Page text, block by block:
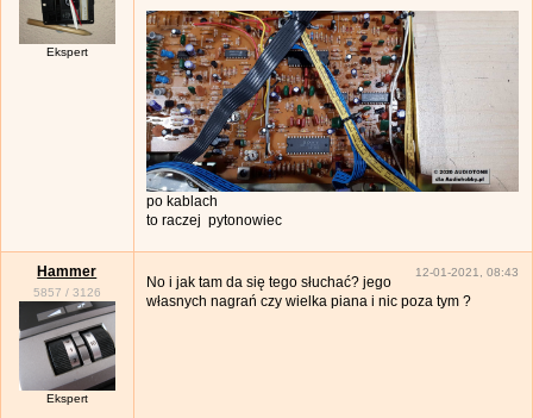
Ekspert
po kablach
to raczej pytonowiec
Hammer
5857 / 3126
Ekspert
12-01-2021, 08:43
No i jak tam da się tego słuchać? jego
własnych nagrań czy wielka piana i nic poza tym ?